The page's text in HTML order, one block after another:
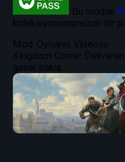
Mod Oynanış Videosu
Kingdom Come:
genel bakış
Bu modlar
koleksiyonumunuzun bir